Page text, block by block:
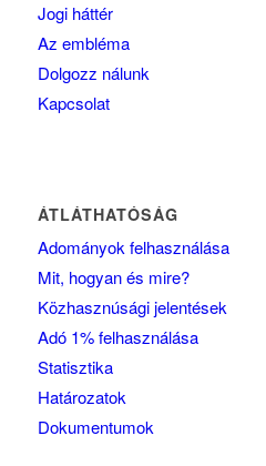
Jogi háttér
Az embléma
Dolgozz nálunk
Kapcsolat
ÁTLÁTHATÓSÁG
Adományok felhasználása
Mit, hogyan és mire?
Közhasznúsági jelentések
Adó 1% felhasználása
Statisztika
Határozatok
Dokumentumok